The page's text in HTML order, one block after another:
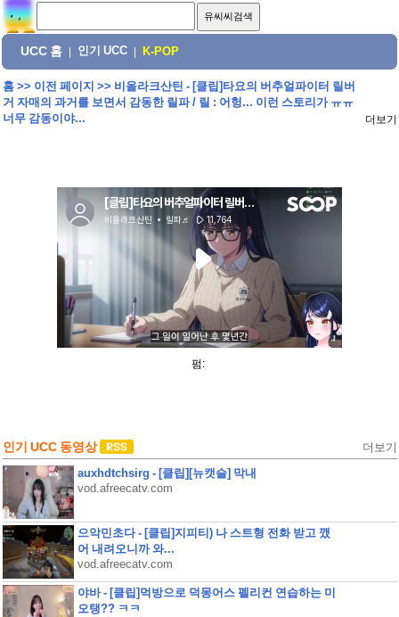
UCC 홈 인기 UCC K-POP
홈>> 이전 페이지 >> 비올라크산틴 - [클립]타요의 버추얼파이터 릴버
거 자매의 과거를 보면서 감동한 릴파 / 릴 : 어헝... 이런 스토리가 ㅠㅠ
너무 감동이야...
더보기
펌:
인기 UCC 동영상 더보기
auxhdtchsirg - [클립][뉴캣슬] 막내
vod.afreecatv.com
으악민초다 - [클립]지피티) 나 스트형 전화 받고 깼
어 내려오니까 와...
vod.afreecatv.com
야바 - [클립]먹방으로 덕몽어스 펠리컨 연습하는 미
오탱?? ㅋㅋ